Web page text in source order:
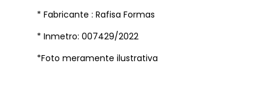
* Fabricante : Rafisa Formas
* Inmetro: 007429/2022
*Foto meramente ilustrativa